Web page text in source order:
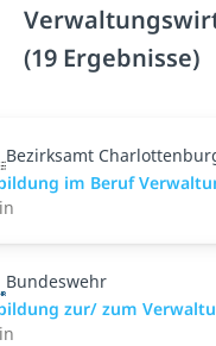
(19 Ergebnisse)
Bezirksamt
im Beruf
Bundeswehr
zur/ zum